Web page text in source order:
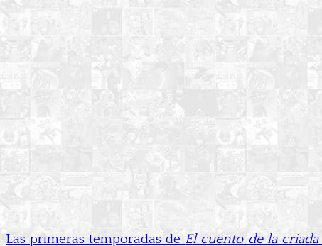
Las primeras temporadas de El cuento de la criada